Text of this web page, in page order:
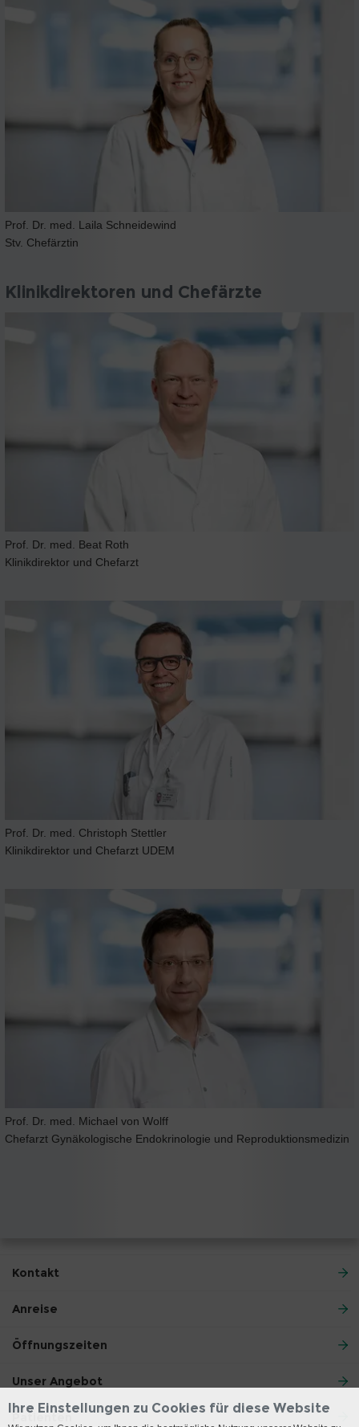
Prof. Dr. med. Laila Schneidewind
Stv. Chefärztin
Klinikdirektoren und Chefärzte
Prof. Dr. med. Beat Roth
Klinikdirektor und Chefarzt
Prof. Dr. med. Christoph Stettler
Klinikdirektor und Chefarzt UDEM
Prof. Dr. med. Michael von Wolff
Chefarzt Gynäkologische Endokrinologie und Reproduktionsmedizin
Kontakt
Anreise
Öffnungszeiten
Unser Angebot
Patienten
Ihre Einstellungen zu Cookies für diese Website